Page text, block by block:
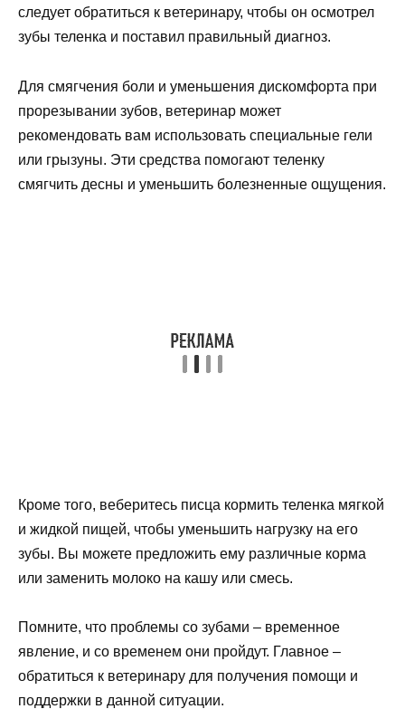
следует обратиться к ветеринару, чтобы он осмотрел
зубы теленка и поставил правильный диагноз.
Для смягчения боли и уменьшения дискомфорта при
прорезывании зубов, ветеринар может
рекомендовать вам использовать специальные гели
или грызуны. Эти средства помогают теленку
смягчить десны и уменьшить болезненные ощущения.
Кроме того, веберитесь писца кормить теленка мягкой
и жидкой пищей, чтобы уменьшить нагрузку на его
зубы. Вы можете предложить ему различные корма
или заменить молоко на кашу или смесь.
Помните, что проблемы со зубами – временное
явление, и со временем они пройдут. Главное –
обратиться к ветеринару для получения помощи и
поддержки в данной ситуации.